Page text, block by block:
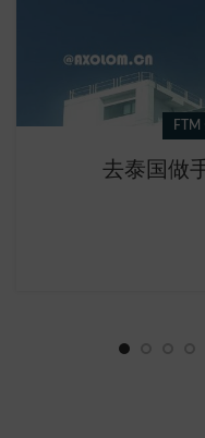
FTM
去泰国做